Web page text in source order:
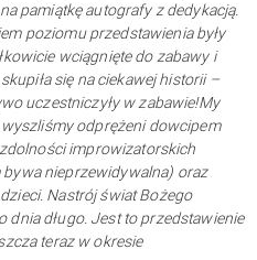
pamiątkę autografy z dedykacją.
poziomu przedstawienia były
wciągnięte do zabawy i
się na ciekawej historii –
uczestniczyły w zabawie!My
odprężeni dowcipem
improwizatorskich
nieprzewidywalna) oraz
Nastrój świat Bożego
dnia długo. Jest to przedstawienie
teraz w okresie